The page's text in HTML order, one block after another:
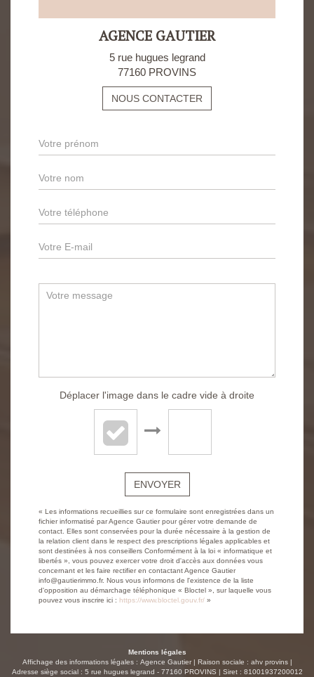
AGENCE GAUTIER
5 rue hugues legrand
77160 PROVINS
NOUS CONTACTER
Déplacer l'image dans le cadre vide à droite
ENVOYER
« Les informations recueillies sur ce formulaire sont enregistrées dans un
fichier informatisé par Agence Gautier pour gérer votre demande de
contact. Elles sont conservées pour la durée nécessaire à la gestion de
la relation client dans le respect des prescriptions légales applicables et
sont destinées à nos conseillers Conformément à la loi « informatique et
libertés », vous pouvez exercer votre droit d'accès aux données vous
concernant et les faire rectifier en contactant Agence Gautier
info@gautierimmo.fr. Nous vous informons de l'existence de la liste
d'opposition au démarchage téléphonique « Bloctel », sur laquelle vous
pouvez vous inscrire ici : https://www.bloctel.gouv.fr/ »
Mentions légales
Affichage des informations légales : Agence Gautier | Raison sociale : ahv provins |
Adresse siège social : 5 rue hugues legrand - 77160 PROVINS | Siret : 81001937200012